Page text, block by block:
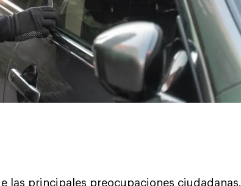
las principales preocupaciones ciudadanas.